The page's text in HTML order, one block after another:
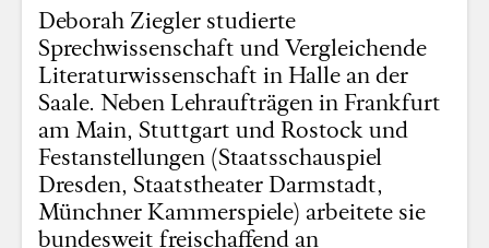
Deborah Ziegler studierte
Sprechwissenschaft und Vergleichende
Literaturwissenschaft in Halle an der
Saale. Neben Lehraufträgen in Frankfurt
am Main, Stuttgart und Rostock und
Festanstellungen (Staatsschauspiel
Dresden, Staatstheater Darmstadt,
Münchner Kammerspiele) arbeitete sie
bundesweit freischaffend an